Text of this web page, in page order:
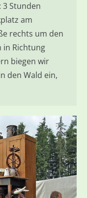
Stunden
am
rechts um den
in Richtung
biegen wir
den Wald ein,